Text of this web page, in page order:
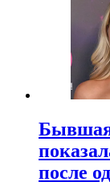
Бывшая
после